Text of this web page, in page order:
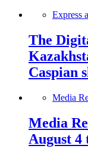
Express
The
Caspian
Media
Media
August 4